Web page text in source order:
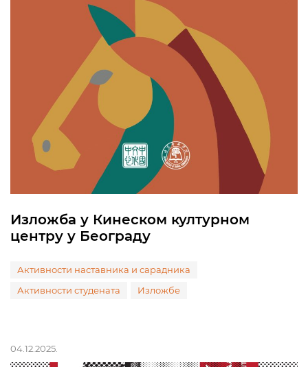
Изложба у Кинеском културном
центру у Београду
Активности наставника и сарадника
Активности студената
Изложбе
04.12.2025.